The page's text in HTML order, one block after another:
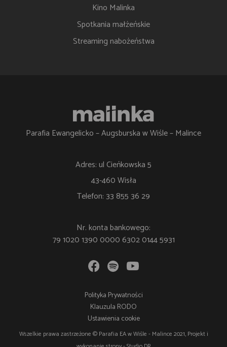
Kino Malinka
Spotkania małżeńskie
Streaming nabożeństwa
Parafia Ewangelicko – Augsburska w Wiśle – Malince
Adres: ul Cieńkowska 5
43-460 Wisła
Telefon: 33 855 36 29
Nr. konta bankowego:
79 1020 1390 0000 6302 0144 5931
Polityka Prywatności
Klauzula RODO
Ustawienia cookie
Wszelkie prawa zastrzeżone © Parafia EA w Wiśle - Malince 2021, Projekt i